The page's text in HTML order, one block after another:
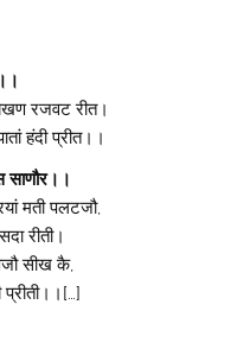
रजवट रीत।
हंदी प्रीत।।
साणौर।।
मती पलटजौ,
रीती।
सीख कै,